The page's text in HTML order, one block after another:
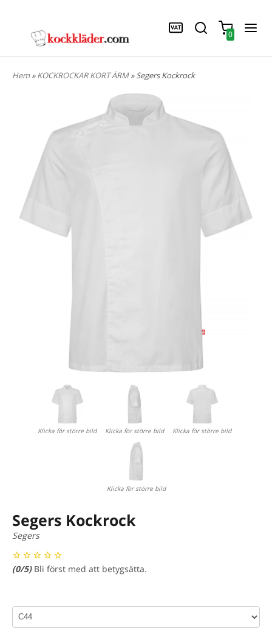
0
Hem»KOCKROCKAR KORT ÄRM» Segers Kockrock
Klicka för större bild Klicka för större bild Klicka för större bild
Klicka för större bild
Segers Kockrock
Segers
(0/5) Bli först med att betygsätta.